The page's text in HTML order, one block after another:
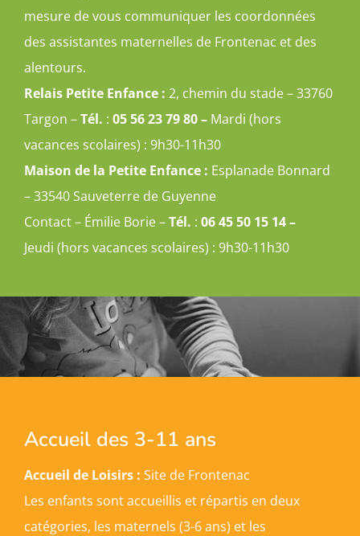
mesure de vous communiquer les coordonnées
des assistantes maternelles de Frontenac et des
alentours.
Relais Petite Enfance : 2, chemin du stade – 33760
Targon –Tél. : 05 56 23 79 80 – Mardi (hors
vacances scolaires) : 9h30-11h30
Maison de la Petite Enfance : Esplanade Bonnard
– 33540 Sauveterre de Guyenne
Contact – Émilie Borie –Tél. : 06 45 50 15 14 –
Jeudi (hors vacances scolaires) : 9h30-11h30
Accueil des 3-11 ans
Accueil de Loisirs : Site de Frontenac
Les enfants sont accueillis et répartis en deux
catégories, les maternels (3-6 ans) et les